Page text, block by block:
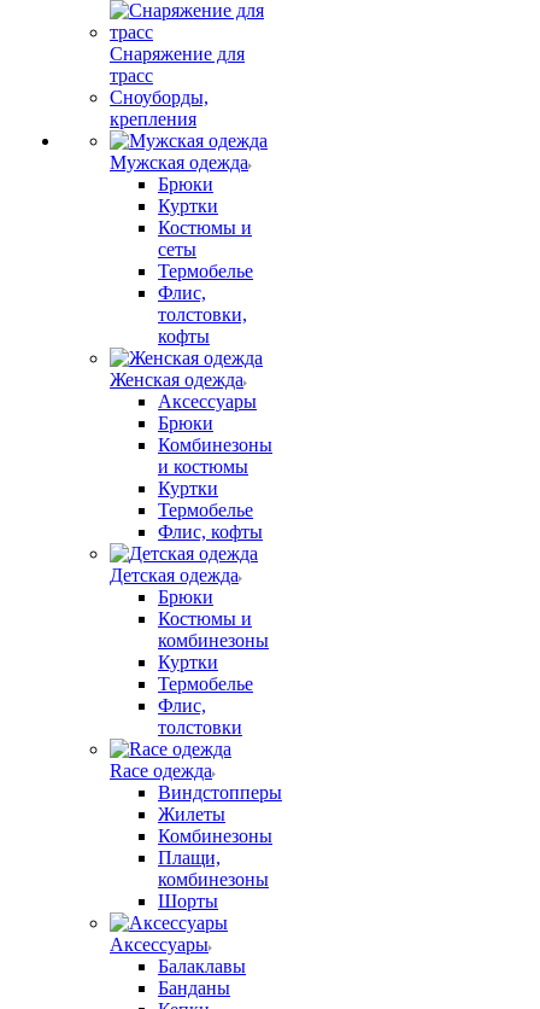
Снаряжение для
трасс
Сноуборды,
крепления
Мужская одежда
Брюки
Куртки
Костюмы и
сеты
Термобелье
Флис,
толстовки,
кофты
Женская одежда
Аксессуары
Брюки
Комбинезоны
и костюмы
Куртки
Термобелье
Флис, кофты
Детская одежда
Брюки
Костюмы и
комбинезоны
Куртки
Термобелье
Флис,
толстовки
Race одежда
Виндстопперы
Жилеты
Комбинезоны
Плащи,
комбинезоны
Шорты
Аксессуары
Балаклавы
Банданы